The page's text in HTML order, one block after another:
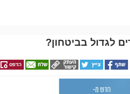
לגדול בביטחון?